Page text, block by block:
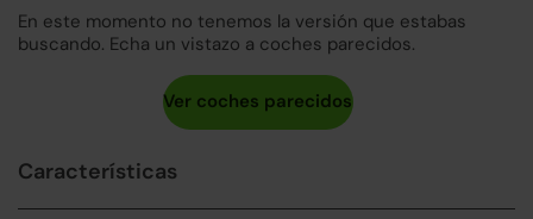
En este momento no tenemos la versión que estabas
buscando. Echa un vistazo a coches parecidos.
Características